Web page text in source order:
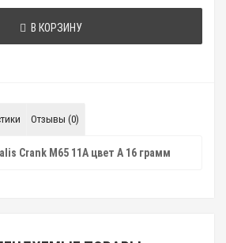
В КОРЗИНУ
Отзывы (0)
Crank M65 11A цвет A 16 грамм